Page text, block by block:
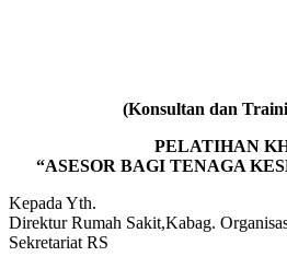
(Konsultan dan
PELATIHAN
“ASESOR BAGI TENAGA
Kepada Yth.
Direktur Rumah Sakit,Kabag.
Sekretariat RS